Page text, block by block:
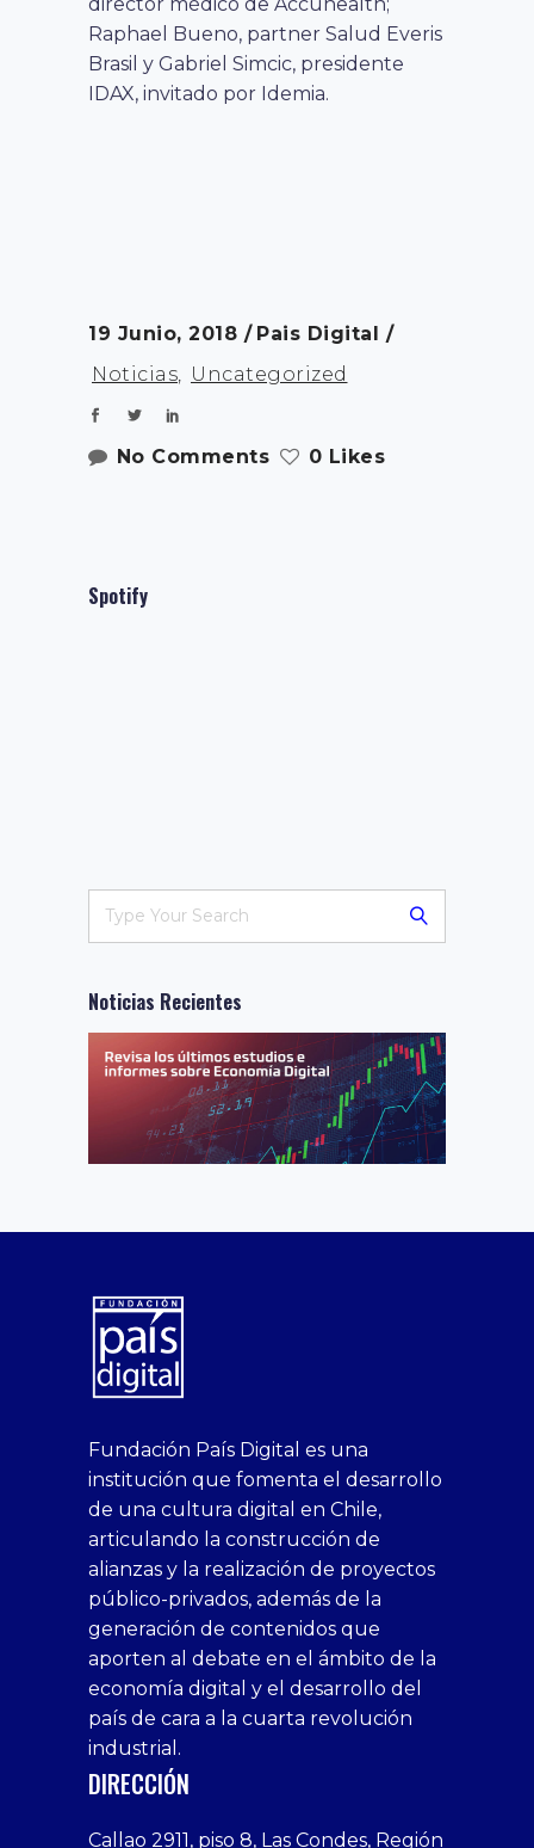
Raphael Bueno, partner Salud Everis
Brasil y Gabriel Simcic, presidente
IDAX, invitado por Idemia.
19 Junio, 2018
Pais Digital
Noticias, Uncategorized
No Comments 0 Likes
Spotify
Noticias Recientes
1xbet
canlı
casino
siteleri
bedava
bonus
veren
siteler
1xbet
deneme
bonusu
veren
siteleri
deneme
bonusu
Sikis
siteleri
bonusu
veren
siteler
casino
siteleri
1win
xslot
sahabet
giriş
1xbet
giriş
tarafbet
giriş
bonusu
veren
siteler
deneme
bonusu
Deneme
bonusu
veren
siteler
escort
casino
siteleri
bonusu
bahis
siteleri
Hot
Couple
xxx
homemade
porn
on
webcam
Cumshots
Tits
Free
Amateur
Porn
Xxx
yenigiris.com
Giriş
bonusu
veren
siteler
deneme
bonusu
veren
siteler
Fundación País Digital es una
institución que fomenta el desarrollo
de una cultura digital en Chile,
articulando la construcción de
alianzas y la realización de proyectos
público-privados, además de la
generación de contenidos que
aporten al debate en el ámbito de la
economía digital y el desarrollo del
país de cara a la cuarta revolución
industrial.
DIRECCIÓN
Callao 2911, piso 8, Las Condes, Región